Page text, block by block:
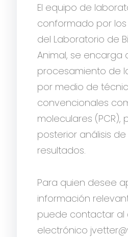
El equipo de
conformado por
del Laboratorio de
Animal, se encarga
procesamiento de
por medio de
convencionales
moleculares (PCR),
posterior análisis de
resultados.
Para quien desee
información
puede contactar al
electrónico